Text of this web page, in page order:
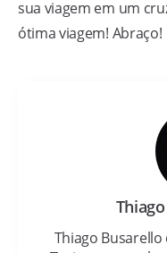
sua viagem em um
ótima viagem! Abraço!
Thiago